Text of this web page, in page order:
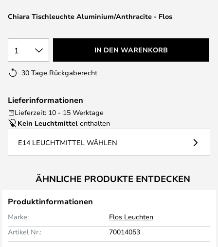
Chiara Tischleuchte Aluminium/Anthracite - Flos
1 IN DEN WARENKORB
30 Tage Rückgaberecht
Lieferinformationen
Lieferzeit: 10 - 15 Werktage
Kein Leuchtmittel enthalten
E14 LEUCHTMITTEL WÄHLEN
ÄHNLICHE PRODUKTE ENTDECKEN
Produktinformationen
Marke:
Flos Leuchten
Artikel Nr.:
70014053